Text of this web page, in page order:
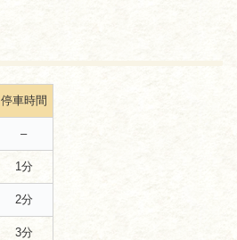
停車時間
–
1分
2分
3分